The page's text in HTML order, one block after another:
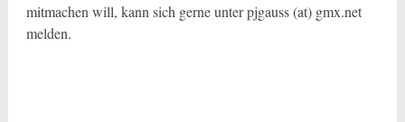
mitmachen will, kann sich gerne unter pjgauss (at) gmx.net
melden.